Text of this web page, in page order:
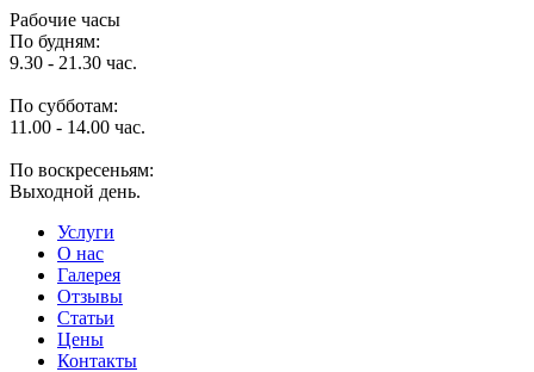
Рабочие часы
По будням:
9.30 - 21.30 час.
По субботам:
11.00 - 14.00 час.
По воскресеньям:
Выходной день.
Услуги
O нас
Галерея
Отзывы
Статьи
Цены
Контакты